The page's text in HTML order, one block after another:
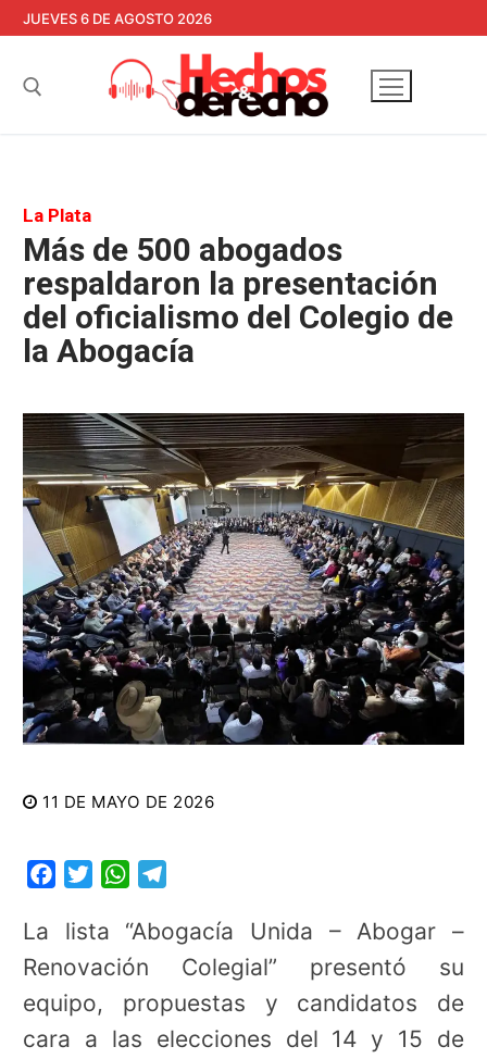
contenido
JUEVES 6 DE AGOSTO 2026
La Plata
Más de 500 abogados
respaldaron la presentación
del oficialismo del Colegio de
la Abogacía
11 DE MAYO DE 2026
FacebookTwitterWhatsApp
La lista “Abogacía Unida – Abogar –
Renovación Colegial” presentó su
equipo, propuestas y candidatos de
cara a las elecciones del 14 y 15 de